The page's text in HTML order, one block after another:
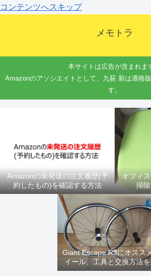
コンテンツへスキップ
メモトラ
本サイトは広告が含まれま
Amazonのアソシエイトとして、九荻 新は適格
す。
Amazonの未発送の注文履歴(予
約したもの)を確認する方法
オフィ
掃
Giant Escape R3にオスス
イール、工具と交換方法を
するよ